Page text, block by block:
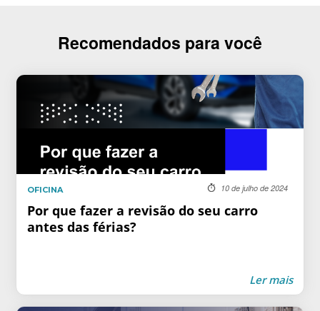
Recomendados para você
OFICINA 10 de julho de 2024
Por que fazer a revisão do seu carro
antes das férias?
Ler mais